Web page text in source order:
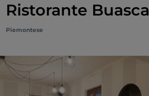
Ristorante Buasca
Piemontese